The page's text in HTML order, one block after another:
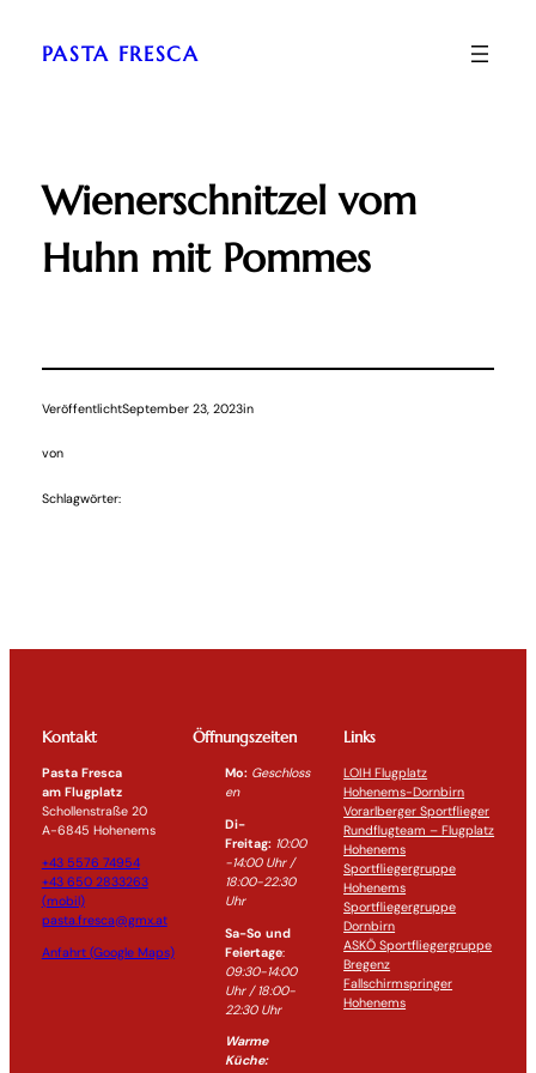
Inhalt
springen
PASTA FRESCA
Wienerschnitzel vom
Huhn mit Pommes
VeröffentlichtSeptember 23, 2023in
von
Schlagwörter:
Kontakt
Pasta Fresca
am Flugplatz
Schollenstraße 20
A-6845 Hohenems
+43 5576 74954
+43 650 2833263
(mobil)
pasta.fresca@gmx.at
Anfahrt (Google Maps)
Öffnungszeiten
Mo: Geschloss
en
Di-
Freitag: 10:00
-14:00 Uhr /
18:00-22:30
Uhr
Sa-So und
Feiertage:
09:30-14:00
Uhr / 18:00-
22:30Uhr
Warme
Küche:
Links
LOIH Flugplatz
Hohenems-Dornbirn
Vorarlberger Sportflieger
Rundflugteam – Flugplatz
Hohenems
Sportfliegergruppe
Hohenems
Sportfliegergruppe
Dornbirn
ASKÖ Sportfliegergruppe
Bregenz
Fallschirmspringer
Hohenems